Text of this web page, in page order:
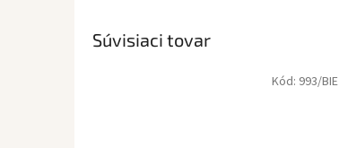
Súvisiaci tovar
Kód: 993/BIE